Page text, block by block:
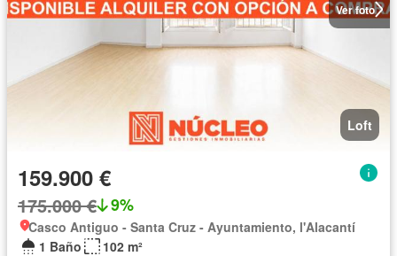
Ver foto
Loft
159.900 €
175.000 € 9%
Casco Antiguo - Santa Cruz - Ayuntamiento, l'Alacantí
1 Baño
102 m²